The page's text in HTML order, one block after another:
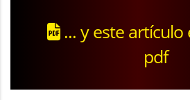
... y este artículo
pdf